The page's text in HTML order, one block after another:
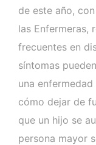
de este año,
las Enfermeras,
frecuentes en
síntomas
una
cómo dejar de
que un hijo se
persona mayor